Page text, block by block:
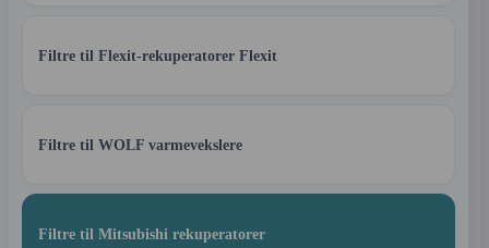
Filtre til Flexit-rekuperatorer Flexit
Filtre til WOLF varmevekslere
Filtre til Mitsubishi rekuperatorer